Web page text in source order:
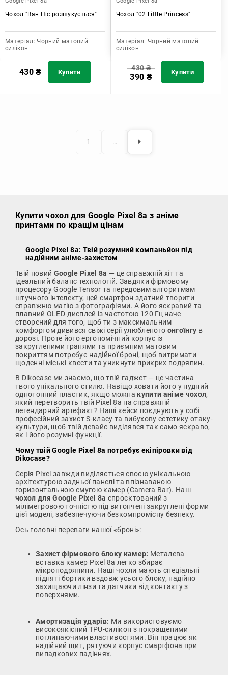
Чохол "Ван Піс розшукується"
Матеріал: Чорний матовий
силікон
430₴ Купити
Чохол "02 Little Princess"
Матеріал: Чорний матовий
силікон
430₴
390 ₴ Купити
1 …
Купити чохол для Google Pixel 8a з аніме
принтами по кращім цінам
Google Pixel 8a: Твій розумний компаньйон під
надійним аніме-захистом
Твій новий Google Pixel 8a — це справжній хіт та
ідеальний баланс технологій. Завдяки фірмовому
процесору Google Tensor та передовим алгоритмам
штучного інтелекту, цей смартфон здатний творити
справжню магію з фотографіями. А його яскравий та
плавний OLED-дисплей із частотою 120 Гц наче
створений для того, щоб ти з максимальним
комфортом дивився свіжі серії улюбленого онгоїнгу в
дорозі. Проте його ергономічний корпус із
закругленими гранями та приємним матовим
покриттям потребує надійної броні, щоб витримати
щоденні міські квести та уникнути прикрих подряпин.
В Dikocase ми знаємо, що твій гаджет — це частина
твого унікального стилю. Навіщо ховати його у нудний
однотонний пластик, якщо можна купити аніме чохол,
який перетворить твій Pixel 8a на справжній
легендарний артефакт? Наші кейси поєднують у собі
професійний захист S-класу та вибухову естетику отаку-
культури, щоб твій девайс виділявся так само яскраво,
як і його розумні функції.
Чому твій Google Pixel 8a потребує екіпіровки від
Dikocase?
Серія Pixel завжди виділяється своєю унікальною
архітектурою задньої панелі та впізнаваною
горизонтальною смугою камер (Camera Bar). Наш
чохол для Google Pixel 8a спроєктований з
міліметровою точністю під витончені закруглені форми
цієї моделі, забезпечуючи безкомпромісну безпеку.
Ось головні переваги нашої «броні»:
Захист фірмового блоку камер: Металева
вставка камер Pixel 8a легко збирає
мікроподряпини. Наші чохли мають спеціальні
підняті бортики вздовж усього блоку, надійно
захищаючи лінзи та датчики від контакту з
поверхнями.
Амортизація ударів: Ми використовуємо
високоякісний TPU-силікон з покращеними
поглинаючими властивостями. Він працює як
надійний щит, рятуючи корпус смартфона при
випадкових падіннях.